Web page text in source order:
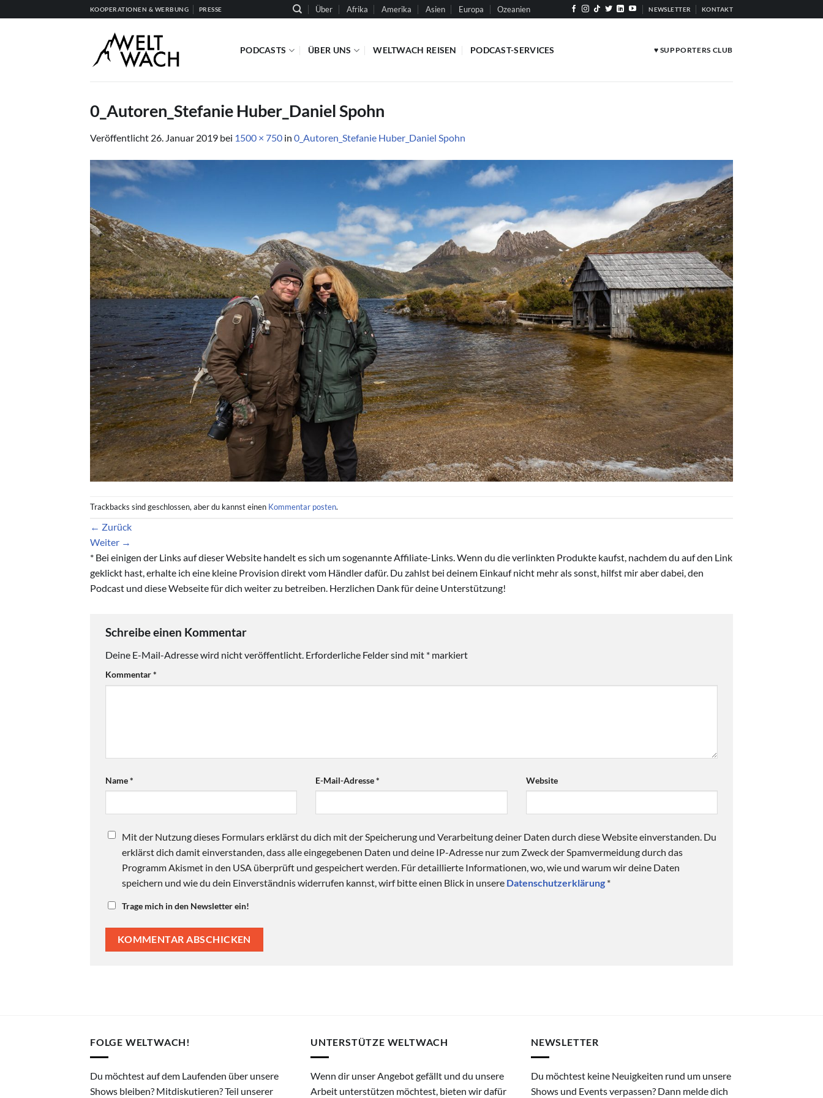
Inhalt
KOOPERATIONEN & WERBUNG PRESSE Über Afrika Amerika Asien Europa Ozeanien NEWSLETTER KONTAKT
PODCASTS ÜBER UNS WELTWACH REISEN PODCAST-SERVICES ♥ SUPPORTERS CLUB
0_Autoren_Stefanie Huber_Daniel Spohn
Veröffentlicht 26. Januar 2019 bei 1500 × 750 in 0_Autoren_Stefanie Huber_Daniel Spohn
Trackbacks sind geschlossen, aber du kannst einen Kommentar posten.
← Zurück
Weiter →
* Bei einigen der Links auf dieser Website handelt es sich um sogenannte Affiliate-Links. Wenn du die verlinkten Produkte kaufst, nachdem du auf den Link
geklickt hast, erhalte ich eine kleine Provision direkt vom Händler dafür. Du zahlst bei deinem Einkauf nicht mehr als sonst, hilfst mir aber dabei, den
Podcast und diese Webseite für dich weiter zu betreiben. Herzlichen Dank für deine Unterstützung!
Schreibe einen Kommentar
Deine E-Mail-Adresse wird nicht veröffentlicht. Erforderliche Felder sind mit * markiert
Kommentar*
Name* E-Mail-Adresse* Website
Mit der Nutzung dieses Formulars erklärst du dich mit der Speicherung und Verarbeitung deiner Daten durch diese Website einverstanden. Du
erklärst dich damit einverstanden, dass alle eingegebenen Daten und deine IP-Adresse nur zum Zweck der Spamvermeidung durch das
Programm Akismet in den USA überprüft und gespeichert werden. Für detaillierte Informationen, wo, wie und warum wir deine Daten
speichern und wie du dein Einverständnis widerrufen kannst, wirf bitte einen Blick in unsere Datenschutzerklärung *
Trage mich in den Newsletter ein!
FOLGE WELTWACH!
Du möchtest auf dem Laufenden über unsere
Shows bleiben? Mitdiskutieren? Teil unserer
UNTERSTÜTZE WELTWACH
Wenn dir unser Angebot gefällt und du unsere
Arbeit unterstützen möchtest, bieten wir dafür
NEWSLETTER
Du möchtest keine Neuigkeiten rund um unsere
Shows und Events verpassen? Dann melde dich